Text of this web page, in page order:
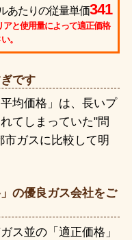
あたりの従量単価341
と使用量によって適正価格
。
です
均価格」は、長いプ
てしまっていた"問
ガスに比較して明
の優良ガス会社をご
ス並の「適正価格」